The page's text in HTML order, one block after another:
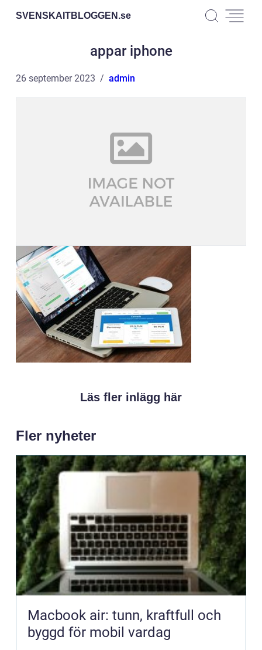
SVENSKAITBLOGGEN.se
appar iphone
26 september 2023 admin
Läs fler inlägg här
Fler nyheter
Macbook air: tunn, kraftfull och
byggd för mobil vardag